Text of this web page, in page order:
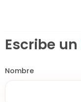
Escribe un
Nombre